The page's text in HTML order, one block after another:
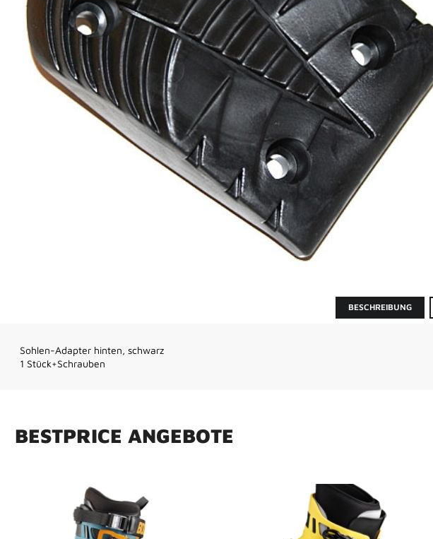
BESCHREIBUNG
Sohlen-Adapter hinten, schwarz
1 Stück+Schrauben
BESTPRICE ANGEBOTE